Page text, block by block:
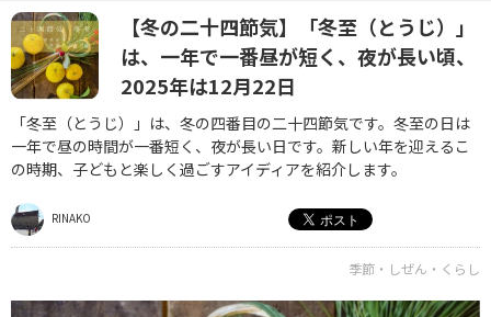
【冬の二十四節気】「冬至（とうじ）」
は、一年で一番昼が短く、夜が長い頃、
2025年は12月22日
「冬至（とうじ）」は、冬の四番目の二十四節気です。冬至の日は
一年で昼の時間が一番短く、夜が長い日です。新しい年を迎えるこ
の時期、子どもと楽しく過ごすアイディアを紹介します。
RINAKO
季節・しぜん・くらし